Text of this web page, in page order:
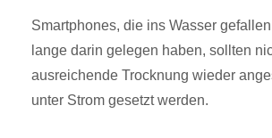
Smartphones, die ins Wasser
lange darin gelegen haben, sollten
ausreichende Trocknung wieder
unter Strom gesetzt werden.